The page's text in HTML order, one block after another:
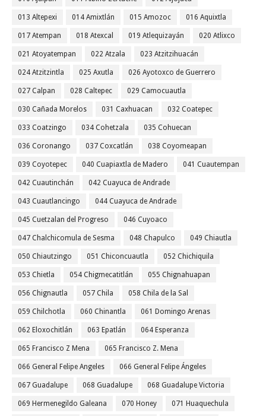
013 Altepexi 014 Amixtlán 015 Amozoc 016 Aquixtla
017 Atempan 018 Atexcal 019 Atlequizayán 020 Atlixco
021 Atoyatempan 022 Atzala 023 Atzitzihuacán
024 Atzitzintla 025 Axutla 026 Ayotoxco de Guerrero
027 Calpan 028 Caltepec 029 Camocuautla
030 Cañada Morelos 031 Caxhuacan 032 Coatepec
033 Coatzingo 034 Cohetzala 035 Cohuecan
036 Coronango 037 Coxcatlán 038 Coyomeapan
039 Coyotepec 040 Cuapiaxtla de Madero 041 Cuautempan
042 Cuautinchán 042 Cuayuca de Andrade
043 Cuautlancingo 044 Cuayuca de Andrade
045 Cuetzalan del Progreso 046 Cuyoaco
047 Chalchicomula de Sesma 048 Chapulco 049 Chiautla
050 Chiautzingo 051 Chiconcuautla 052 Chichiquila
053 Chietla 054 Chigmecatitlán 055 Chignahuapan
056 Chignautla 057 Chila 058 Chila de la Sal
059 Chilchotla 060 Chinantla 061 Domingo Arenas
062 Eloxochitlán 063 Epatlán 064 Esperanza
065 Francisco Z Mena 065 Francisco Z. Mena
066 General Felipe Angeles 066 General Felipe Ángeles
067 Guadalupe 068 Guadalupe 068 Guadalupe Victoria
069 Hermenegildo Galeana 070 Honey 071 Huaquechula